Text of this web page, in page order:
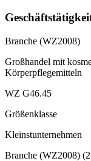
Branche (WZ2008)
Großhandel mit
Körperpflegemitteln
WZ G46.45
Größenklasse
Kleinstunternehmen
Branche (WZ2008) (2